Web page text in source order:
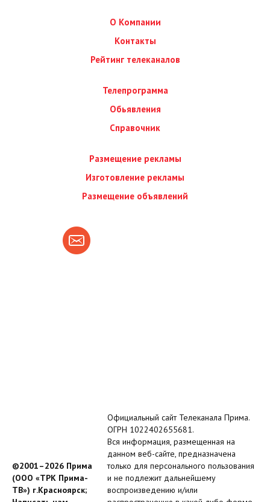
О Компании
Контакты
Рейтинг телеканалов
Телепрограмма
Обьявления
Справочник
Размещение рекламы
Изготовление рекламы
Размещение объявлений
©2001–2026 Прима
(ООО «ТРК Прима-
ТВ») г.Красноярск;
Официальный сайт Телеканала Прима.
ОГРН 1022402655681.
Вся информация, размещенная на
данном веб-сайте, предназначена
только для персонального пользования
и не подлежит дальнейшему
воспроизведению и/или